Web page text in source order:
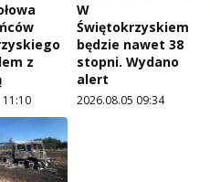
z
W
Świętokrzyskiem
będzie nawet 38
stopni. Wydano
alert
2026.08.05 09:34